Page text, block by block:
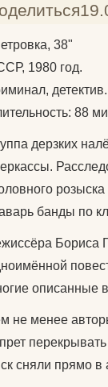
38"
1980 год.
детектив.
88
дерзких
банды по
Бориса
описанные
не менее
сняли прямо в